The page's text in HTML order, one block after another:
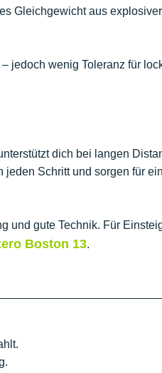
Gleichgewicht aus explosiver
jedoch wenig Toleranz für
dich bei langen
Schritt und sorgen für
und gute Technik. Für
Boston 13.